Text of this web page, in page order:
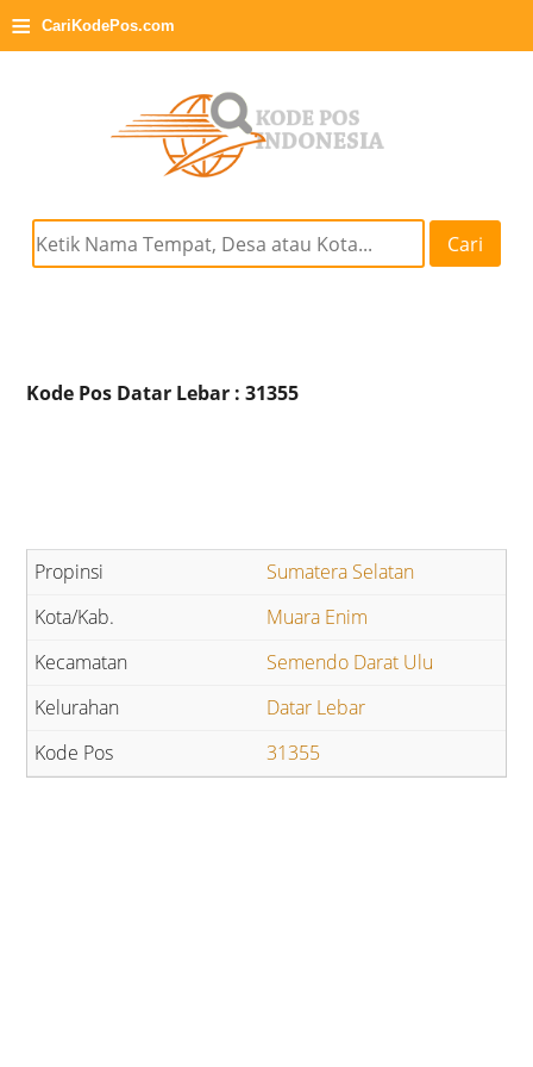
≡ CariKodePos.com
Cari
Kode Pos Datar Lebar : 31355
Sumatera Selatan
Muara Enim
Semendo Darat Ulu
Datar Lebar
31355